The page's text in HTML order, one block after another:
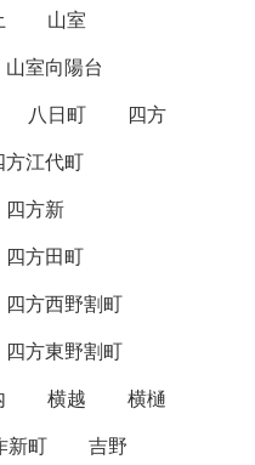
山室
山室向陽台
八日町
四方
方江代町
四方新
四方田町
四方西野割町
四方東野割町
横越
横樋
新町
吉野